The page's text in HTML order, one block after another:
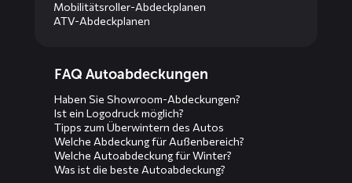
Mobilitätsroller-Abdeckplanen
ATV-Abdeckplanen
menusFAQ Autoabdeckungen
Haben Sie Showroom-Abdeckungen?
Ist ein Logodruck möglich?
Tipps zum Überwintern des Autos
Welche Abdeckung für Außenbereich?
Welche Autoabdeckung für Winter?
Was ist die beste Autoabdeckung?